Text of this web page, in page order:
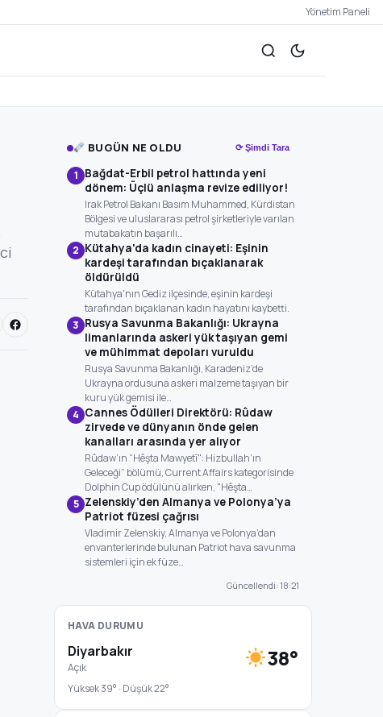
Yönetim Paneli
BUGÜN NE OLDU ⟳ Şimdi Tara
1 Bağdat-Erbil petrol hattında yeni
dönem: Üçlü anlaşma revize ediliyor!
Irak Petrol Bakanı Basım Muhammed, Kürdistan
Bölgesi ve uluslararası petrol şirketleriyle varılan
mutabakatın başarılı…
2 Kütahya'da kadın cinayeti: Eşinin
kardeşi tarafından bıçaklanarak
öldürüldü
Kütahya'nın Gediz ilçesinde, eşinin kardeşi
tarafından bıçaklanan kadın hayatını kaybetti.
3 Rusya Savunma Bakanlığı: Ukrayna
limanlarında askeri yük taşıyan gemi
ve mühimmat depoları vuruldu
Rusya Savunma Bakanlığı, Karadeniz’de
Ukrayna ordusuna askeri malzeme taşıyan bir
kuru yük gemisi ile…
4 Cannes Ödülleri Direktörü: Rûdaw
zirvede ve dünyanın önde gelen
kanalları arasında yer alıyor
Rûdaw’ın “Hêşta Mawyetî": Hizbullah’ın
Geleceği” bölümü, Current Affairs kategorisinde
Dolphin Cup ödülünü alırken, "Hêşta…
5 Zelenskiy’den Almanya ve Polonya’ya
Patriot füzesi çağrısı
Vladimir Zelenskiy, Almanya ve Polonya’dan
envanterlerinde bulunan Patriot hava savunma
sistemleri için ek füze…
Güncellendi: 18:21
HAVA DURUMU
Diyarbakır
Açık 38°
Yüksek 39° · Düşük 22°